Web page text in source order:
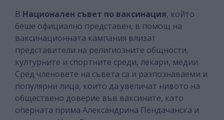
В Национален съвет по ваксинация, който
беше официално представен, в помощ на
ваксинационната кампания влизат
представители на религиозните общности,
културните и спортните среди, лекари, медии.
Сред членовете на съвета са и разпознаваеми и
популярни лица, които да увеличат нивото на
обществено доверие във ваксините, като
оперната прима Александрина Пендачанска и